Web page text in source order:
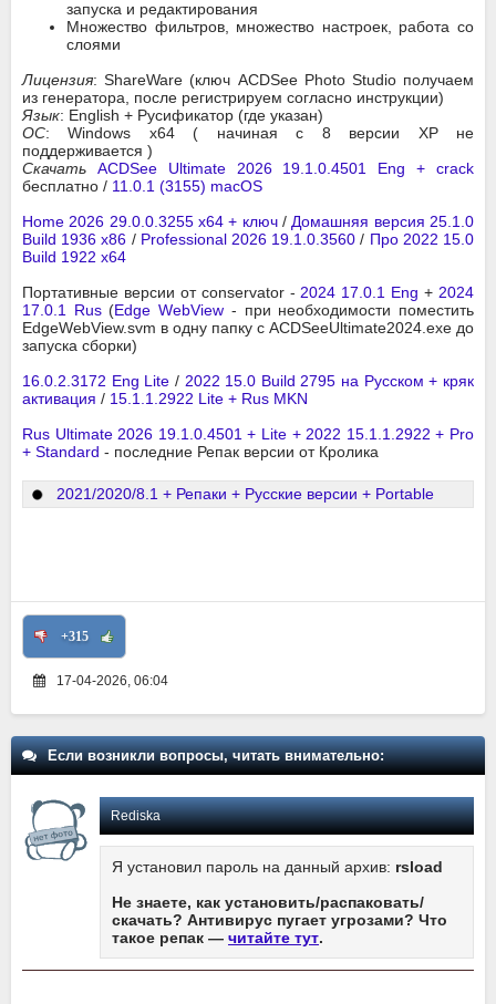
запуска и редактирования
Множество фильтров, множество настроек, работа со
слоями
Лицензия: ShareWare (ключ ACDSee Photo Studio получаем
из генератора, после регистрируем согласно инструкции)
Язык: English + Русификатор (где указан)
ОС: Windows x64 ( начиная с 8 версии XP не
поддерживается )
Скачать ACDSee Ultimate 2026 19.1.0.4501 Eng + crack
бесплатно / 11.0.1 (3155) macOS
Home 2026 29.0.0.3255 x64 + ключ/ Домашняя версия 25.1.0
Build 1936 x86 / Professional 2026 19.1.0.3560 / Про 2022 15.0
Build 1922 x64
Портативные версии от conservator - 2024 17.0.1 Eng + 2024
17.0.1 Rus(Edge WebView - при необходимости поместить
EdgeWebView.svm в одну папку с ACDSeeUltimate2024.exe до
запуска сборки)
16.0.2.3172 Eng Lite / 2022 15.0 Build 2795 на Русском + кряк
активация / 15.1.1.2922 Lite + Rus MKN
Rus Ultimate 2026 19.1.0.4501 + Lite + 2022 15.1.1.2922 + Pro
+ Standard - последние Репак версии от Кролика
2021/2020/8.1 + Репаки + Русские версии + Portable
+315
17-04-2026, 06:04
Если возникли вопросы, читать внимательно:
Rediska
Я установил пароль на данный архив: rsload
Не знаете, как установить/распаковать/
скачать? Антивирус пугает угрозами? Что
такое репак — читайте тут.